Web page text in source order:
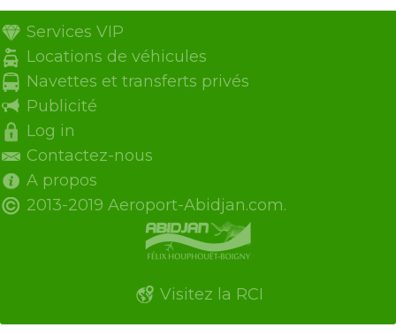
Services VIP
Locations de véhicules
Navettes et transferts privés
Publicité
Log in
Contactez-nous
A propos
2013-2019 Aeroport-Abidjan.com.
Visitez la RCI